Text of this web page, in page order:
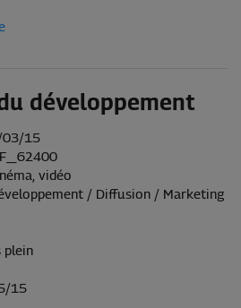
développement
03/15
vidéo
/ Diffusion / Marketing
plein
15